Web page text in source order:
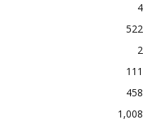
4
522
2
111
458
1,008